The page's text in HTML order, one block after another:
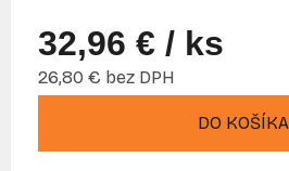
32,96 € / ks
26,80 € bez DPH
DO KOŠÍKA